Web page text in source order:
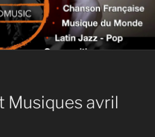
Musiques avril